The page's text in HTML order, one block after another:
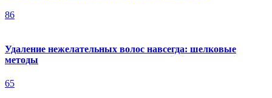
86
Удаление нежелательных волос навсегда: шелковые
методы
65